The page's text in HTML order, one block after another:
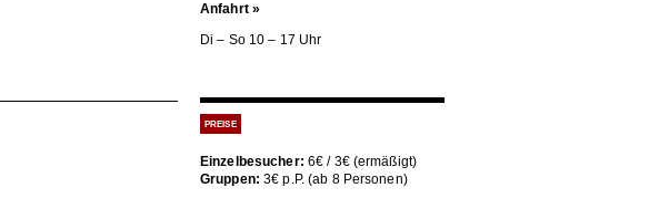
Anfahrt »
Di – So 10 – 17 Uhr
PREISE
Einzelbesucher: 6€ / 3€ (ermäßigt)
Gruppen: 3€ p.P. (ab 8 Personen)